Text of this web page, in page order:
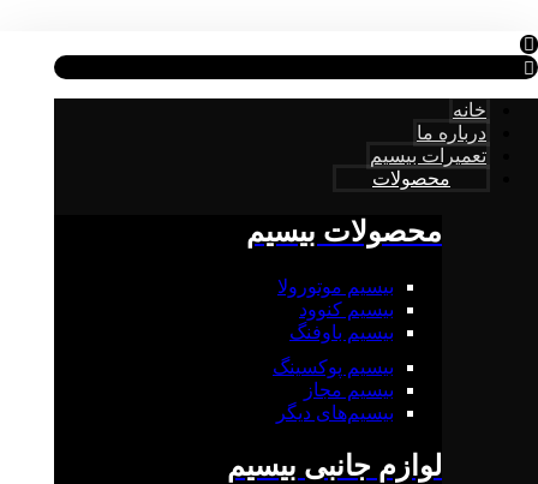
خانه
درباره ما
تعمیرات بیسیم
محصولات
محصولات بیسیم
بیسیم موتورولا
بیسیم کنوود
بیسیم باوفنگ
بیسیم پوکسینگ
بیسیم مجاز
بیسیم‌های دیگر
لوازم جانبی بیسیم